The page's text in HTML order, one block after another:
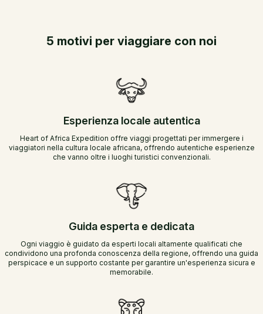
5 motivi per viaggiare con noi
Esperienza locale autentica
Heart of Africa Expedition offre viaggi progettati per immergere i
viaggiatori nella cultura locale africana, offrendo autentiche esperienze
che vanno oltre i luoghi turistici convenzionali.
Guida esperta e dedicata
Ogni viaggio è guidato da esperti locali altamente qualificati che
condividono una profonda conoscenza della regione, offrendo una guida
perspicace e un supporto costante per garantire un'esperienza sicura e
memorabile.